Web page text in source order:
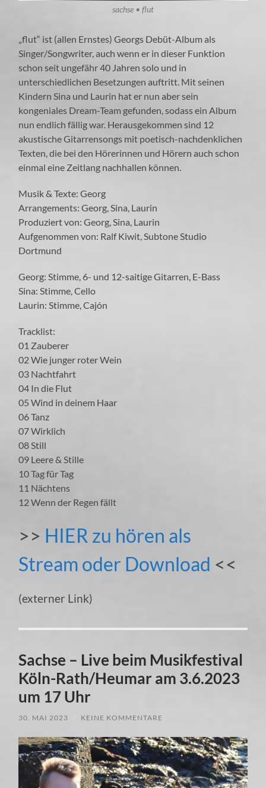
sachse • flut
„flut“ ist (allen Ernstes) Georgs Debüt-Album als
Singer/Songwriter, auch wenn er in dieser Funktion
schon seit ungefähr 40 Jahren solo und in
unterschiedlichen Besetzungen auftritt. Mit seinen
Kindern Sina und Laurin hat er nun aber sein
kongeniales Dream-Team gefunden, sodass ein Album
nun endlich fällig war. Herausgekommen sind 12
akustische Gitarrensongs mit poetisch-nachdenklichen
Texten, die bei den Hörerinnen und Hörern auch schon
einmal eine Zeitlang nachhallen können.
Musik & Texte: Georg
Arrangements: Georg, Sina, Laurin
Produziert von: Georg, Sina, Laurin
Aufgenommen von: Ralf Kiwit, Subtone Studio
Dortmund
Georg: Stimme, 6- und 12-saitige Gitarren, E-Bass
Sina: Stimme, Cello
Laurin: Stimme, Cajón
Tracklist:
01 Zauberer
02 Wie junger roter Wein
03 Nachtfahrt
04 In die Flut
05 Wind in deinem Haar
06 Tanz
07 Wirklich
08 Still
09 Leere & Stille
10 Tag für Tag
11 Nächtens
12 Wenn der Regen fällt
>> HIER zu hören als
Stream oder Download <<
(externer Link)
Sachse – Live beim Musikfestival
Köln-Rath/Heumar am 3.6.2023
um 17 Uhr
30. MAI 2023 KEINE KOMMENTARE